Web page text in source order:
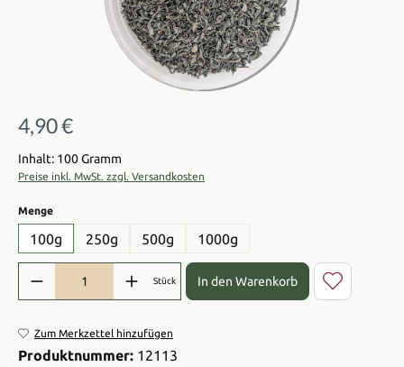
Regulärer Preis:
4,90 €
Inhalt: 100 Gramm
Preise inkl. MwSt. zzgl. Versandkosten
Mengeauswählen
100g 250g 500g 1000g
Produkt Anzahl: Gib den gewünschten Wert ein oder benutze die
Stück In den Warenkorb
Zum Merkzettel hinzufügen
Produktnummer: 12113